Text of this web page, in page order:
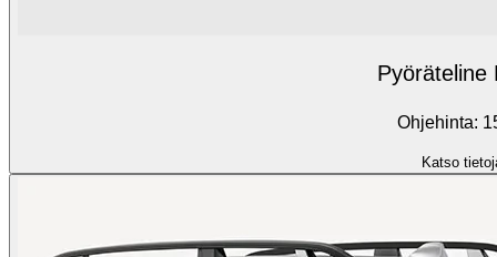
Pyöräteline
Ohjehinta:
Katso